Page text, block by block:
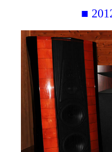
■